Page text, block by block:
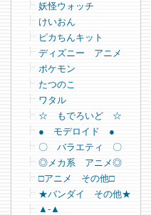
妖怪ウォッチ
けいおん
ピカちんキット
ディズニー アニメ
ポケモン
たつのこ
ワタル
☆ もでろいど ☆
● モデロイド ●
〇 バラエティ 〇
◎メカ系 アニメ◎
□アニメ その他□
★バンダイ その他★
▲-▲